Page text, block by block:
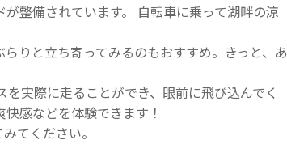
整備されています。 自転車に乗って湖畔の涼
りと立ち寄ってみるのもおすすめ。きっと、あ
実際に走ることができ、眼前に飛び込んでく
感などを体験できます！
てください。